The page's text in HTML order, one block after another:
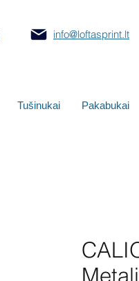
info@loftasprint.lt
Tušinukai Pakabukai